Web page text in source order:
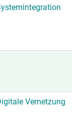
Vernetzung